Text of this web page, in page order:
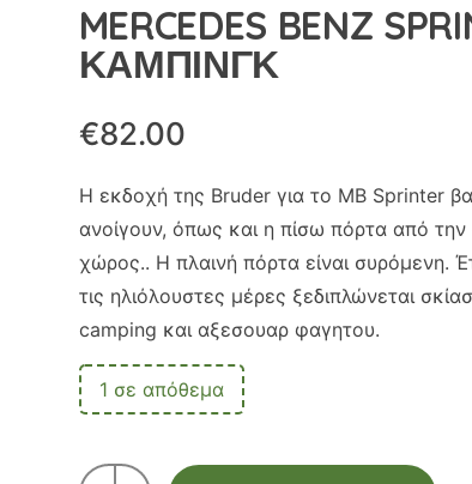
MERCEDES BENZ
ΚΑΜΠΙΝΓΚ
€82.00
Η εκδοχή της Bruder για το MB Sprinter
ανοίγουν, όπως και η πίσω πόρτα από την
χώρος.. Η πλαινή πόρτα είναι συρόμενη.
τις ηλιόλουστες μέρες ξεδιπλώνεται
camping και αξεσουαρ φαγητου.
1 σε απόθεμα